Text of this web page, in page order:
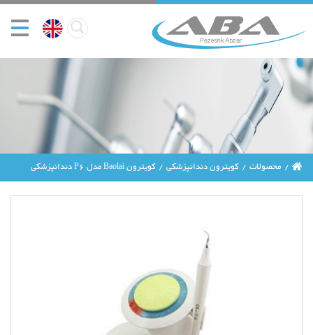
محصولات کویترون دندانپزشکی کویترون Baolai مدل P6 دندانپزشکی